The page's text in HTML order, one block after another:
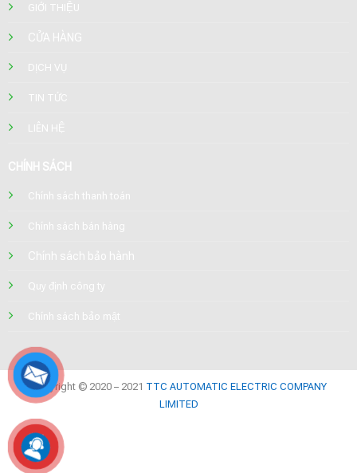
GIỚI THIỆU
CỬA HÀNG
DỊCH VỤ
TIN TỨC
LIÊN HỆ
CHÍNH SÁCH
Chính sách thanh toán
Chính sách bán hàng
Chính sách bảo hành
Quy định công ty
Chính sách bảo mật
Copyright © 2020 – 2021 TTC AUTOMATIC ELECTRIC COMPANY
LIMITED